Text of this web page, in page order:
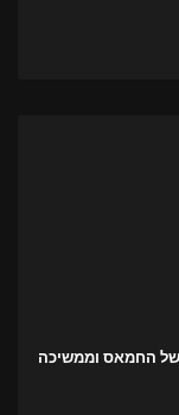
החמאס וממשיכה